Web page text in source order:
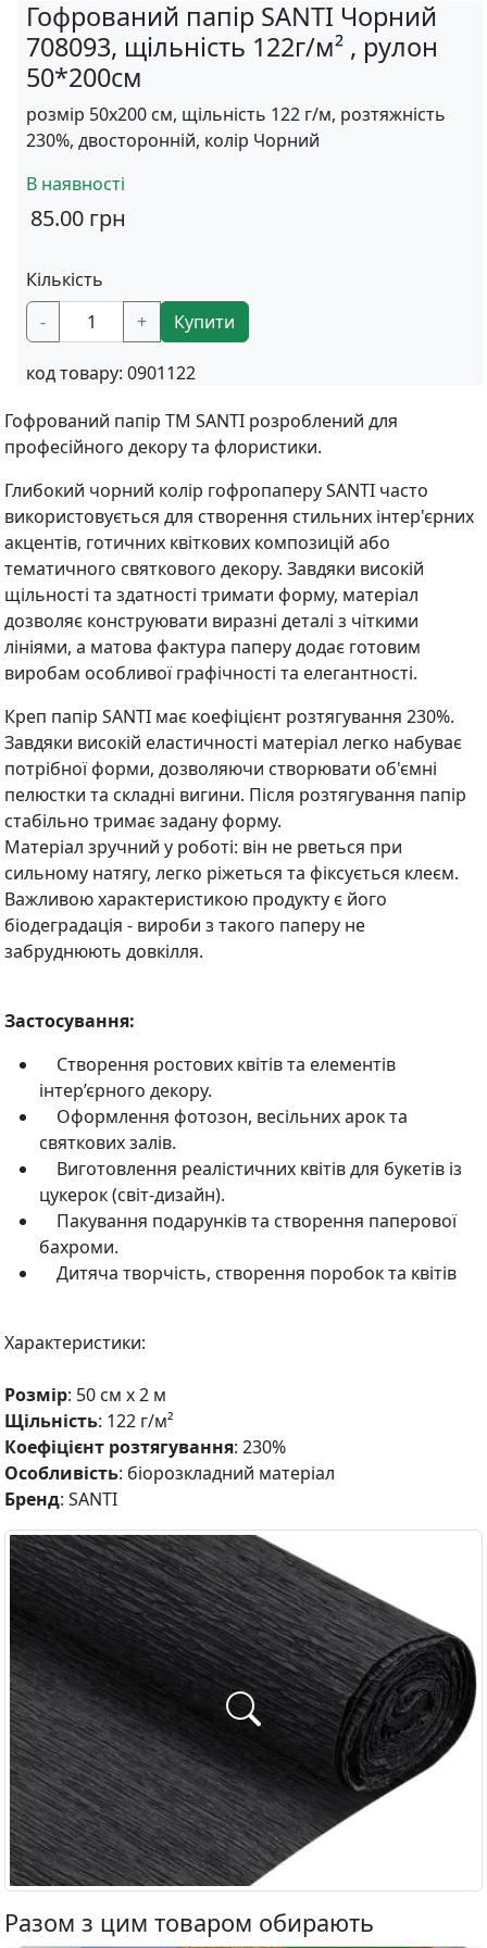
Гофрований папір SANTI Чорний
708093, щільність 122г/м² , рулон
50*200см
розмір 50х200 см, щільність 122 г/м, розтяжність
230%, двосторонній, колір Чорний
В наявності
85.00 грн
Кількість
-
+ Купити
код товару: 0901122
Гофрований папір TM SANTI розроблений для
професійного декору та флористики.
Глибокий чорний колір гофропаперу SANTI часто
використовується для створення стильних інтер'єрних
акцентів, готичних квіткових композицій або
тематичного святкового декору. Завдяки високій
щільності та здатності тримати форму, матеріал
дозволяє конструювати виразні деталі з чіткими
лініями, а матова фактура паперу додає готовим
виробам особливої графічності та елегантності.
Креп папір SANTI має коефіцієнт розтягування 230%.
Завдяки високій еластичності матеріал легко набуває
потрібної форми, дозволяючи створювати об'ємні
пелюстки та складні вигини. Після розтягування папір
стабільно тримає задану форму.
Матеріал зручний у роботі: він не рветься при
сильному натягу, легко ріжеться та фіксується клеєм.
Важливою характеристикою продукту є його
біодеградація - вироби з такого паперу не
забруднюють довкілля.
Застосування:
Створення ростових квітів та елементів
інтер’єрного декору.
Оформлення фотозон, весільних арок та
святкових залів.
Виготовлення реалістичних квітів для букетів із
цукерок (світ-дизайн).
Пакування подарунків та створення паперової
бахроми.
Дитяча творчість, створення поробок та квітів
Характеристики:
Розмір: 50 см х 2 м
Щільність: 122 г/м²
Коефіцієнт розтягування: 230%
Особливість: біорозкладний матеріал
Бренд: SANTI
Разом з цим товаром обирають